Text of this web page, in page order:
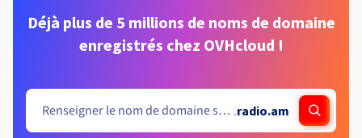
Déjà plus de 5 millions de noms de domaine
enregistrés chez OVHcloud !
.radio.am